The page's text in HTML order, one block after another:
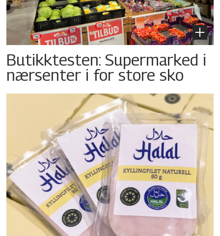
Butikktesten: Supermarked i
nærsenter i for store sko